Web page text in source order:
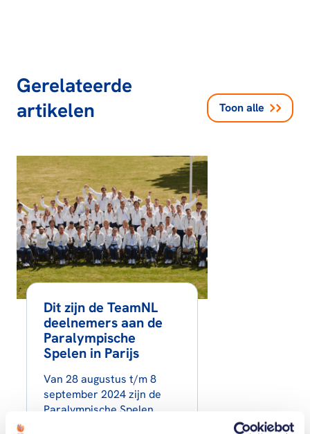
Gerelateerde
artikelen
Toon alle
Dit zijn de TeamNL
deelnemers aan de
Paralympische
Spelen in Parijs
Van 28 augustus t/m 8
september 2024 zijn de
Paralympische Spelen.